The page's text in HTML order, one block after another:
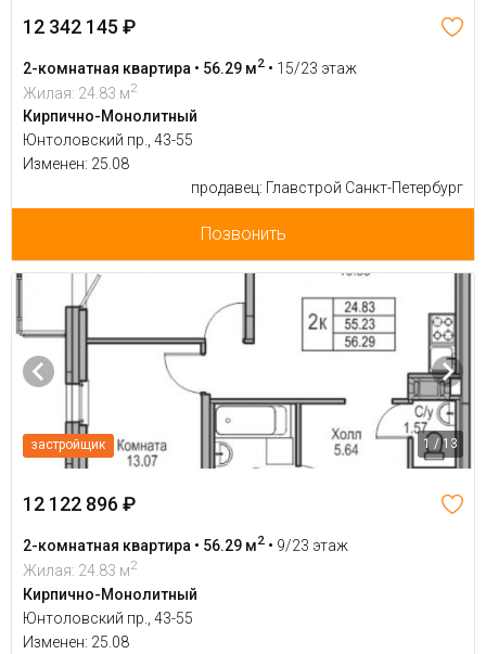
12 342 145 ₽
2-комнатная квартира • 56.29 м2 • 15/23 этаж
Жилая: 24.83 м2
Кирпично-Монолитный
Юнтоловский пр., 43-55
Изменен: 25.08
продавец: Главстрой Санкт-Петербург
Позвонить
застройщик 1 / 13
12 122 896 ₽
2-комнатная квартира • 56.29 м2 • 9/23 этаж
Жилая: 24.83 м2
Кирпично-Монолитный
Юнтоловский пр., 43-55
Изменен: 25.08